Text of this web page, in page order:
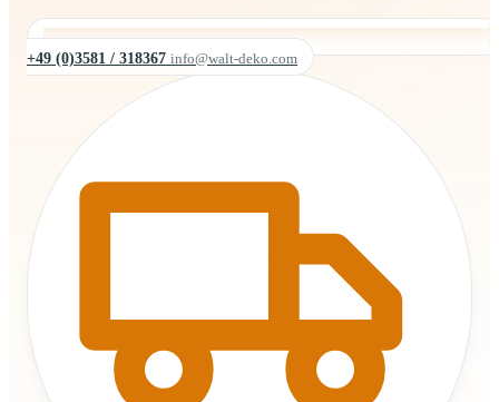
+49 (0)3581 / 318367 info@walt-deko.com